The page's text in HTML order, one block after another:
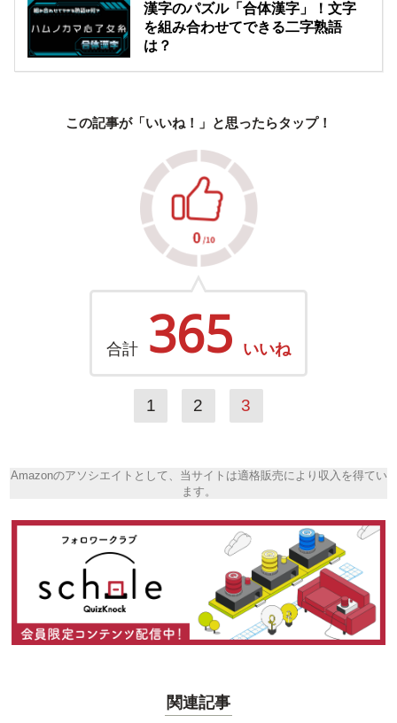
漢字のパズル「合体漢字」！文字
を組み合わせてできる二字熟語
は？
この記事が「いいね！」と思ったらタップ！
合計 365 いいね
1 2 3
Amazonのアソシエイトとして、当サイトは適格販売により収入を得てい
ます。
関連記事